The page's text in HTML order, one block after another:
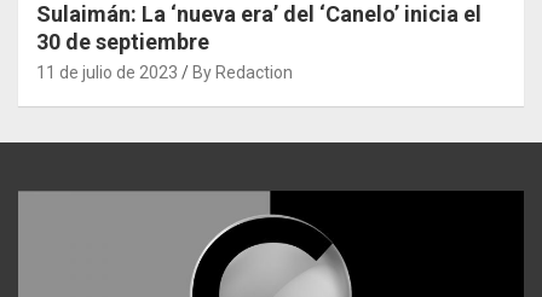
Sulaimán: La ‘nueva era’ del ‘Canelo’ inicia el
30 de septiembre
11 de julio de 2023 By Redaction